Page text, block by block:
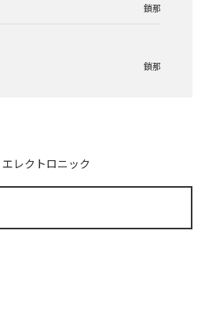
鎖那
鎖那
エレクトロニック